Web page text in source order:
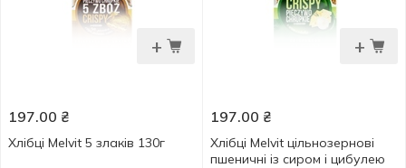
+
197.00 ₴
Хлібці Melvit 5 злаків 130г
+
197.00 ₴
Хлібці Melvit цільнозернові
пшеничні із сиром і цибулею